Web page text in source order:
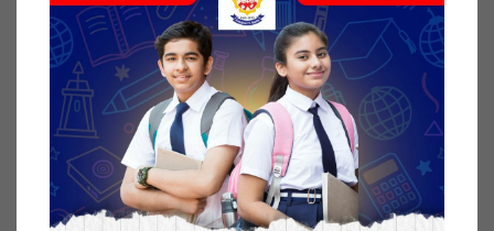
१३ जेष्ठ २०७८, बिहीबार प्रकाशित